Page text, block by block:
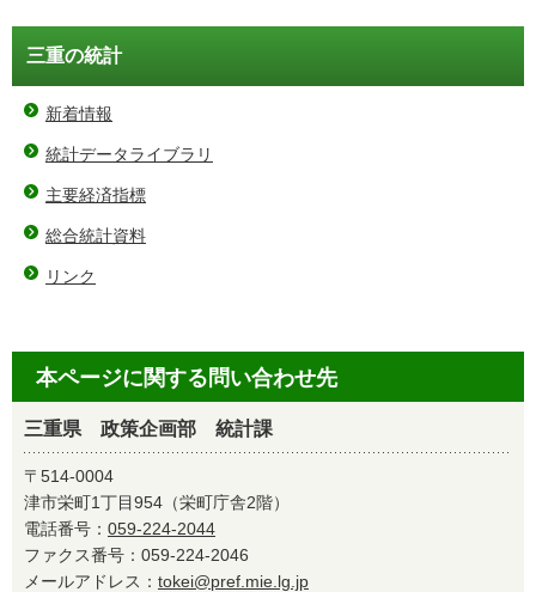
三重の統計
新着情報
統計データライブラリ
主要経済指標
総合統計資料
リンク
本ページに関する問い合わせ先
三重県 政策企画部 統計課
〒514-0004
津市栄町1丁目954（栄町庁舎2階）
電話番号： 059-224-2044
ファクス番号：059-224-2046
メールアドレス： tokei@pref.mie.lg.jp